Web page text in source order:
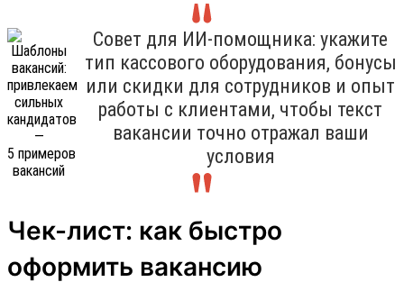
Совет для ИИ-помощника: укажите
тип кассового оборудования, бонусы
или скидки для сотрудников и опыт
работы с клиентами, чтобы текст
вакансии точно отражал ваши
условия
Чек-лист: как быстро
оформить вакансию